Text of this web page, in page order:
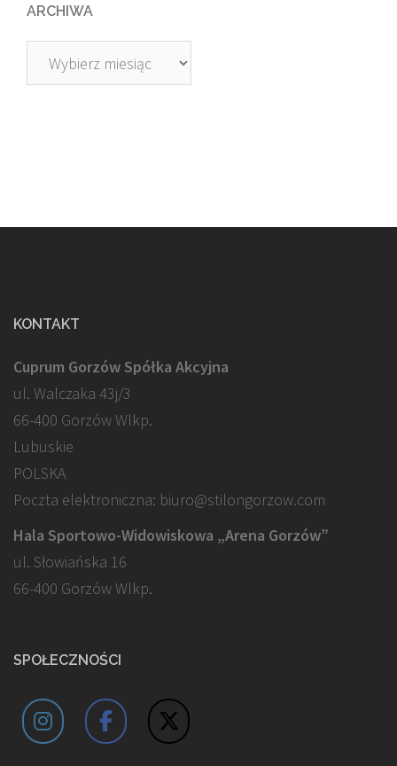
ARCHIWA
Archiwa
KONTAKT
Cuprum Gorzów Spółka Akcyjna
ul. Walczaka 43j/3
66-400 Gorzów Wlkp.
Lubuskie
POLSKA
Poczta elektroniczna: biuro@stilongorzow.com
Hala Sportowo-Widowiskowa „Arena Gorzów”
ul. Słowiańska 16
66-400 Gorzów Wlkp.
SPOŁECZNOŚCI